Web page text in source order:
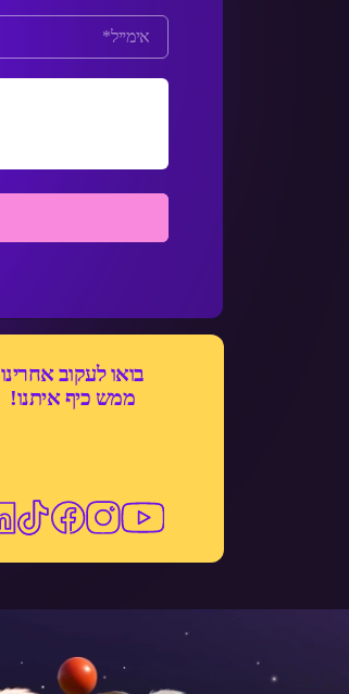
בואו לעקוב אחרינו
ממש כיף איתנו!